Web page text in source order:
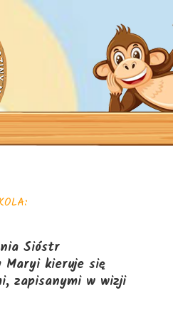
Sióstr
Maryi kieruje się
zapisanymi w wizji